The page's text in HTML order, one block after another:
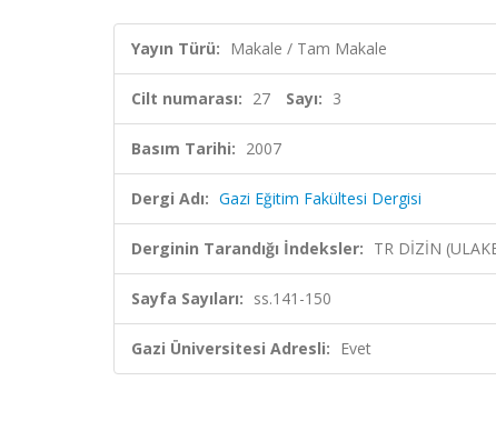
Yayın Türü: Makale / Tam Makale
Cilt numarası: 27 Sayı: 3
Basım Tarihi: 2007
Dergi Adı: Gazi Eğitim Fakültesi Dergisi
Derginin Tarandığı İndeksler: TR DİZİN
Sayfa Sayıları: ss.141-150
Gazi Üniversitesi Adresli: Evet